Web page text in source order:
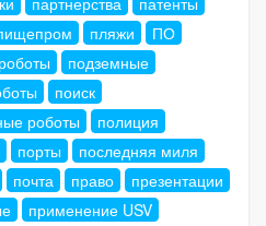
пляжи
ПО
подземные
поиск
роботы
полиция
порты
последняя миля
почта право
презентации
применение USV